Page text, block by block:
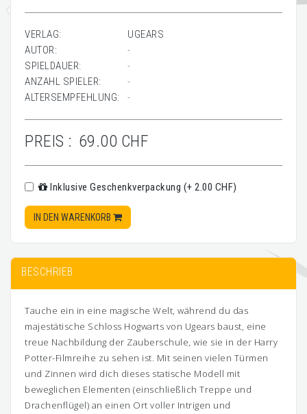
VERLAG:
UGEARS
AUTOR:
-
SPIELDAUER:
-
ANZAHL SPIELER:
-
ALTERSEMPFEHLUNG:
-
PREIS : 69.00 CHF
Inklusive Geschenkverpackung (+ 2.00 CHF)
IN DEN WARENKORB
BESCHRIEB
Tauche ein in eine magische Welt, während du das
majestätische Schloss Hogwarts von Ugears baust, eine
treue Nachbildung der Zauberschule, wie sie in der Harry
Potter-Filmreihe zu sehen ist. Mit seinen vielen Türmen
und Zinnen wird dich dieses statische Modell mit
beweglichen Elementen (einschließlich Treppe und
Drachenflügel) an einen Ort voller Intrigen und